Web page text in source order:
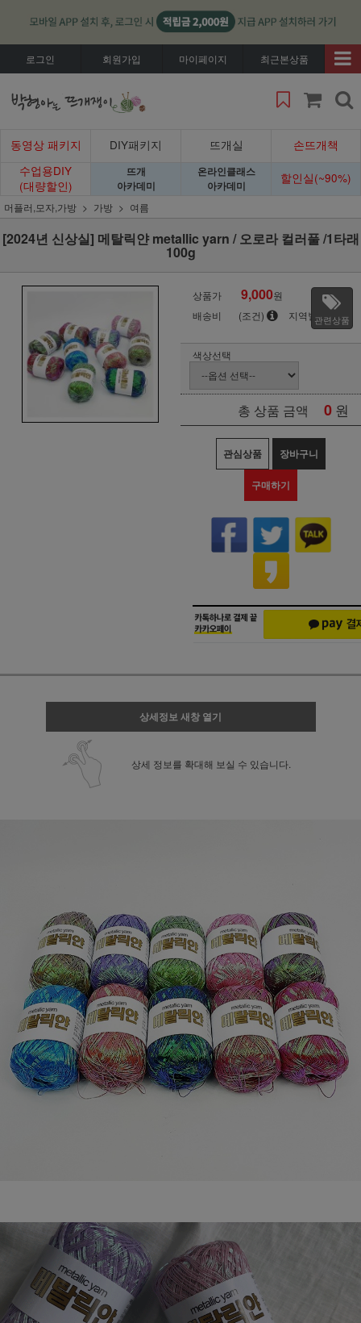
로그인 회원가입 마이페이지 최근본상품
동영상 패키지 DIY패키지 뜨개실
손뜨개책
수업용DIY
(대량할인)
뜨개
아카데미
온라인클래스
아카데미
할인실(~90%)
머플러,모자,가방 가방 여름
[2024년 신상실] 메탈릭얀 metallic yarn / 오로라 컬러풀 /1타래
100g
상품가 9,000원
배송비
(조건) 지역별관련상품
색상선택
총 상품 금액 0 원
관심상품 장바구니
구매하기
상세정보 새창 열기
상세 정보를 확대해 보실 수 있습니다.